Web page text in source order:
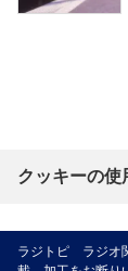
クッキーの使
ラジトピ ラジオ